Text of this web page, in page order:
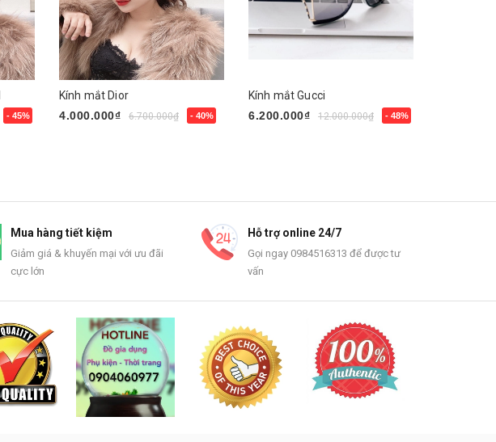
- 45%
Kính mắt Dior
4.000.000₫
6.700.000₫ - 40%
Kính mắt Gucci
6.200.000₫
12.000.000₫ - 48%
Mua hàng tiết kiệm
Giảm giá & khuyến mại với ưu đãi
cực lớn
Hỗ trợ online 24/7
Gọi ngay 0984516313 để được tư
vấn